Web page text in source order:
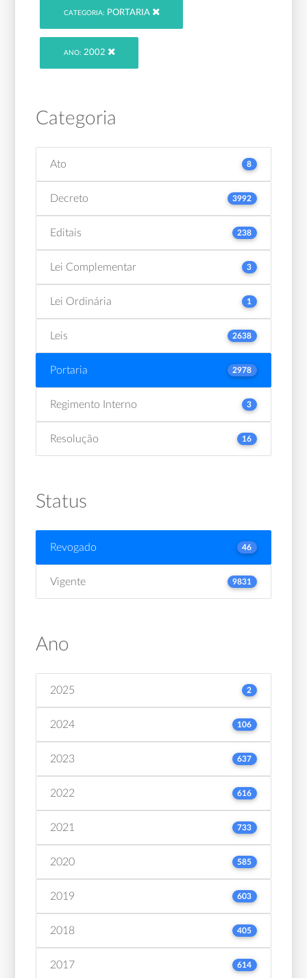
CATEGORIA: PORTARIA
ANO: 2002
Categoria
Ato 8
Decreto 3992
Editais 238
Lei Complementar 3
Lei Ordinária 1
Leis 2638
Portaria 2978
Regimento Interno 3
Resolução 16
Status
Revogado 46
Vigente 9831
Ano
2025 2
2024 106
2023 637
2022 616
2021 733
2020 585
2019 603
2018 405
2017 614